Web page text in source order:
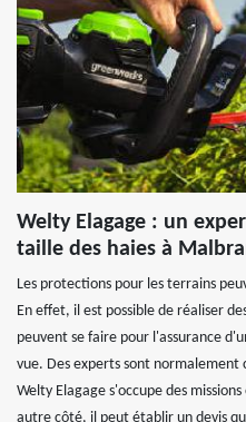
Welty Elagage : un
taille des haies à
Les protections pour les terrains
En effet, il est possible de réaliser
peuvent se faire pour l'assurance
vue. Des experts sont normalement
Welty Elagage s'occupe des
autre côté, il peut établir un devis